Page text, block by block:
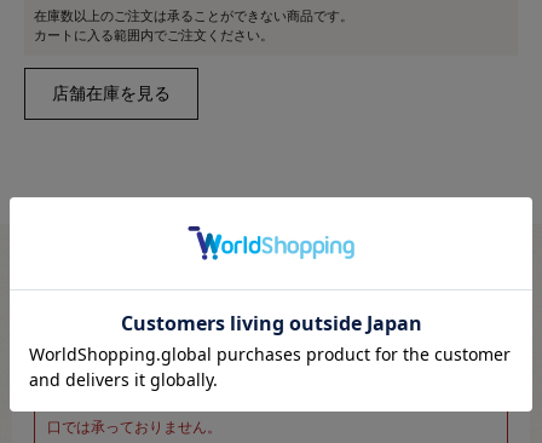
在庫数以上のご注文は承ることができない商品です。
カートに入る範囲内でご注文ください。
※新宿オカダヤ本店お取り扱い商品のご注文専用ページです※
こちらのページは、店頭にてあらかじめ商品詳細および商品コード
をご確認いただいた上でご注文いただけるページです。
そのため、商品画像および詳細は記載しておりません。
口では承っておりません。